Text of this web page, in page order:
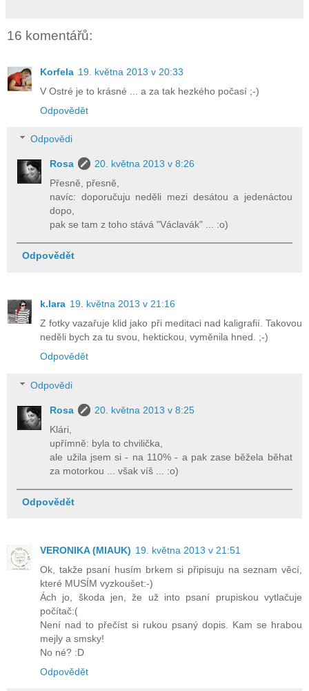
16 komentářů:
Korfela 19. května 2013 v 20:33
V Ostré je to krásné ... a za tak hezkého počasí ;-)
Odpovědět
Odpovědi
Rosa
20. května 2013 v 8:26
Přesně, přesně,
navíc: doporučuju neděli mezi desátou a jedenáctou
dopo,
pak se tam z toho stává "Václavák" ... :o)
Odpovědět
k.lara 19. května 2013 v 21:16
Z fotky vazařuje klid jako při meditaci nad kaligrafií. Takovou
neděli bych za tu svou, hektickou, vyměnila hned. ;-)
Odpovědět
Odpovědi
Rosa
20. května 2013 v 8:25
Klári,
upřímně: byla to chvilička,
ale užila jsem si - na 110% - a pak zase běžela běhat
za motorkou ... však víš ... :o)
Odpovědět
VERONIKA (MIAUK) 19. května 2013 v 21:51
Ok, takže psaní husím brkem si připisuju na seznam věcí,
které MUSÍM vyzkoušet:-)
Ách jo, škoda jen, že už into psaní prupiskou vytlačuje
počítač:(
Není nad to přečíst si rukou psaný dopis. Kam se hrabou
mejly a smsky!
No né? :D
Odpovědět